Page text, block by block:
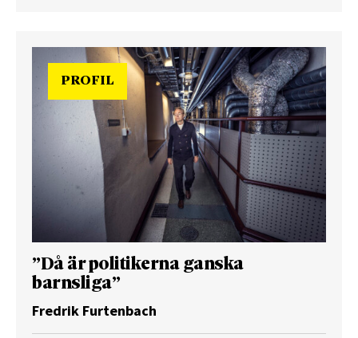
PROFIL
”Då är politikerna ganska
barnsliga”
Fredrik Furtenbach